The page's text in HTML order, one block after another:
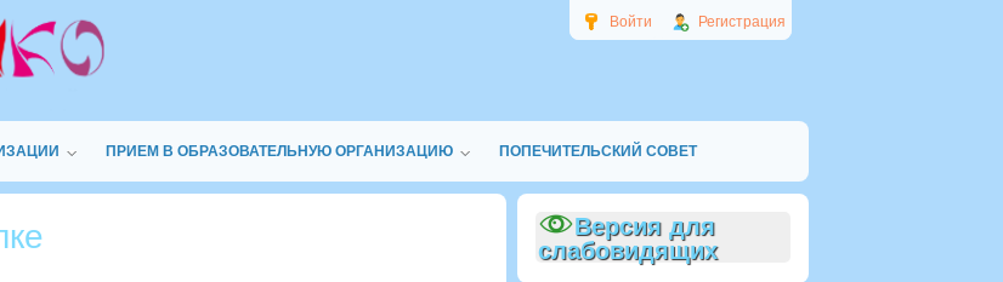
Войти Регистрация
ПРИЕМ В ОБРАЗОВАТЕЛЬНУЮ ОРГАНИЗАЦИЮ ПОПЕЧИТЕЛЬСКИЙ СОВЕТ
Версия для
слабовидящих